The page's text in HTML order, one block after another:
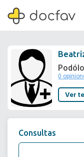
0
Ver
Consultas